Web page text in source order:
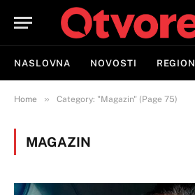
NASLOVNA NOVOSTI REGION
Home » Category: "Magazin" (Page 75)
MAGAZIN